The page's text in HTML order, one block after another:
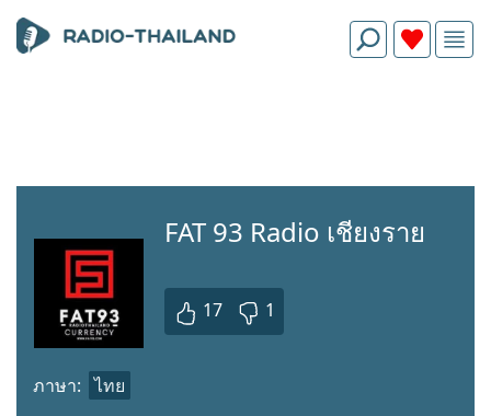
FAT 93 Radio เชียงราย
17 1
ภาษา: ไทย